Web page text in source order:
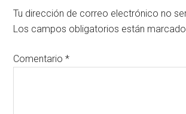
Tu dirección de correo electrónico no
Los campos obligatorios están
Comentario*